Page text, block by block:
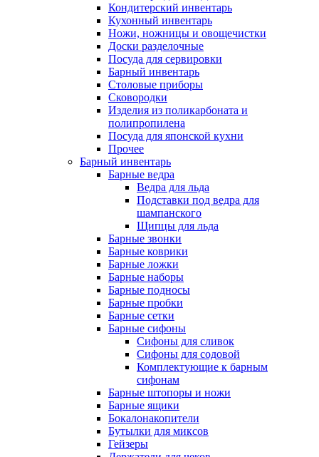
Кондитерский инвентарь
Кухонный инвентарь
Ножи, ножницы и овощечистки
Доски разделочные
Посуда для сервировки
Барный инвентарь
Столовые приборы
Сковородки
Изделия из поликарбоната и
полипропилена
Посуда для японской кухни
Прочее
Барный инвентарь
Барные ведра
Ведра для льда
Подставки под ведра для
шампанского
Щипцы для льда
Барные звонки
Барные коврики
Барные ложки
Барные наборы
Барные подносы
Барные пробки
Барные сетки
Барные сифоны
Сифоны для сливок
Сифоны для содовой
Комплектующие к барным
сифонам
Барные штопоры и ножи
Барные ящики
Бокалонакопители
Бутылки для миксов
Гейзеры